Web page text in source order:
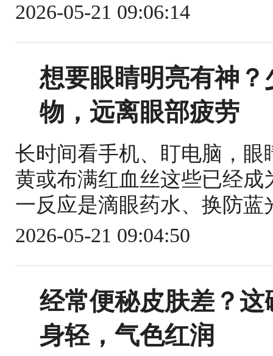
2026-05-21 09:06:14
想要眼睛明亮有神
物，远离眼部疲劳
长时间看手机、盯电脑，
黄或布满红血丝这些已经
一反应是滴眼药水、换防
2026-05-21 09:04:50
经常便秘皮肤差？
身轻，气色红润